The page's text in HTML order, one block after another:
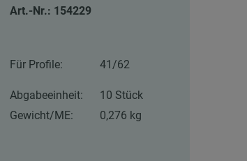
Art.-Nr.: 154229
Für Profile: 41/62
Abgabeeinheit:
10 Stück
Gewicht/ME:
0,276 kg